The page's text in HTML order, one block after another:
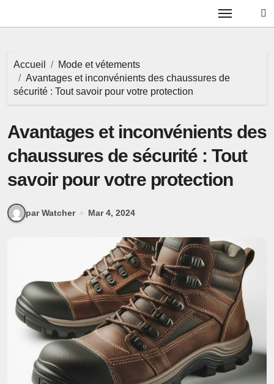
Accueil
Mode et vétements
Avantages et inconvénients des chaussures de
sécurité : Tout savoir pour votre protection
Avantages et inconvénients des
chaussures de sécurité : Tout
savoir pour votre protection
par Watcher Mar 4, 2024